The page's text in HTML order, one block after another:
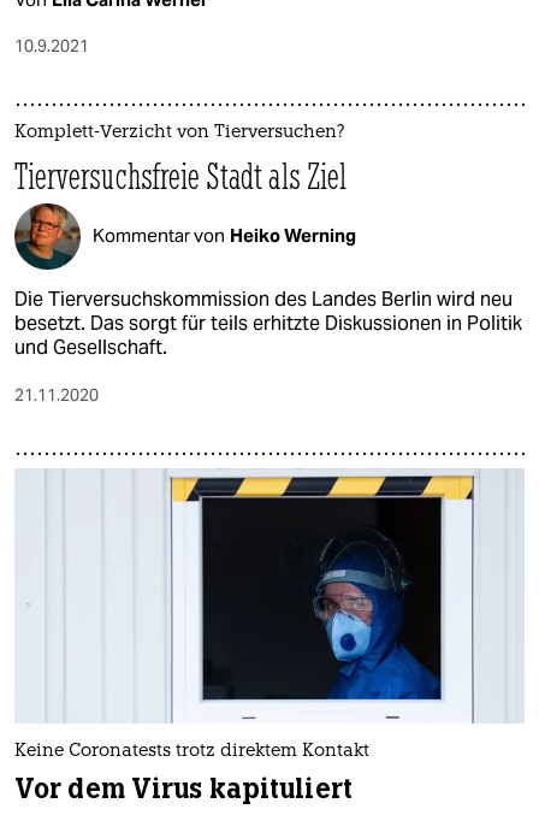
10.9.2021
Komplett-Verzicht von Tierversuchen?
Tierversuchsfreie Stadt als Ziel
Kommentar von Heiko Werning
Die Tierversuchskommission des Landes Berlin wird neu
besetzt. Das sorgt für teils erhitzte Diskussionen in Politik
und Gesellschaft.
21.11.2020
Keine Coronatests trotz direktem Kontakt
Vor dem Virus kapituliert